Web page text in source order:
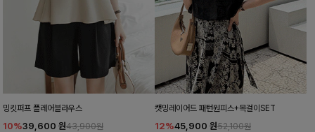
밍킷퍼프 플레어블라우스
10%39,600 원43,900원
캣밍레이어드 패턴원피스+목걸이SET
12%45,900 원52,100원